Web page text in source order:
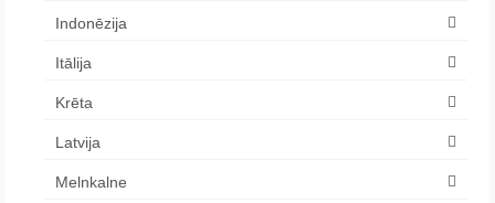
Indonēzija
Itālija
Krēta
Latvija
Melnkalne